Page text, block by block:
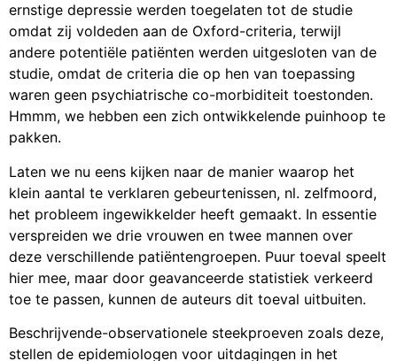
ernstige depressie werden toegelaten tot de studie
omdat zij voldeden aan de Oxford-criteria, terwijl
andere potentiële patiënten werden uitgesloten van de
studie, omdat de criteria die op hen van toepassing
waren geen psychiatrische co-morbiditeit toestonden.
Hmmm, we hebben een zich ontwikkelende puinhoop te
pakken.
Laten we nu eens kijken naar de manier waarop het
klein aantal te verklaren gebeurtenissen, nl. zelfmoord,
het probleem ingewikkelder heeft gemaakt. In essentie
verspreiden we drie vrouwen en twee mannen over
deze verschillende patiëntengroepen. Puur toeval speelt
hier mee, maar door geavanceerde statistiek verkeerd
toe te passen, kunnen de auteurs dit toeval uitbuiten.
Beschrijvende-observationele steekproeven zoals deze,
stellen de epidemiologen voor uitdagingen in het